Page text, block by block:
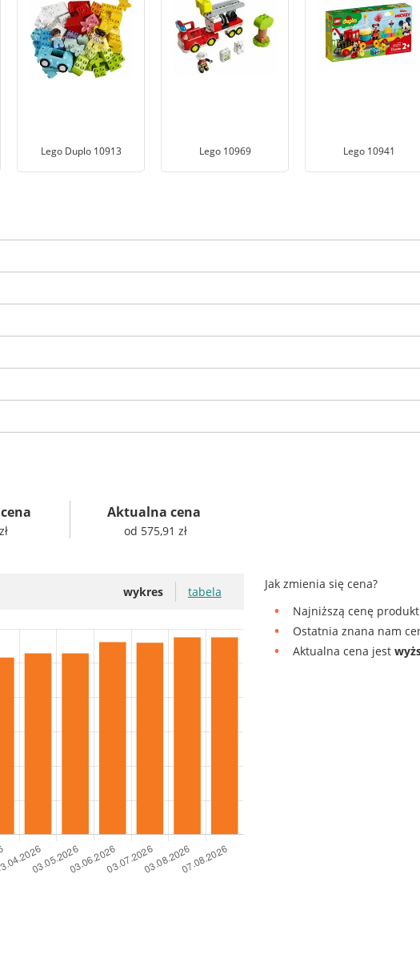
Lego Duplo 10913 Lego 10969 Lego 10941
Aktualna cena
od 575,91 zł
wykres tabela
Jak zmienia się cena?
Najniższą cenę
Ostatnia znana nam
Aktualna cena jest